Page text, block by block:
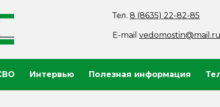
Тел.8 (8635) 22-82-85
E-mailvedomostin@mail.ru
Интервью Полезная информация